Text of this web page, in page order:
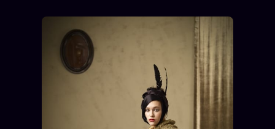
BRAQUAGE
SUSPECTE
Compte Suspendu
Le procès Brigitte Macron